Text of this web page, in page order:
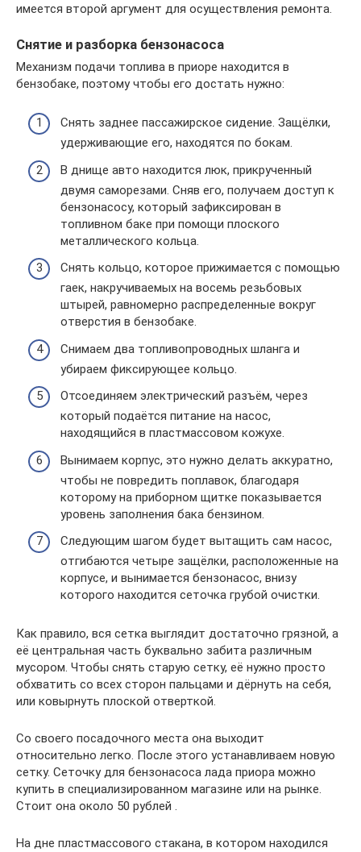
имеется второй аргумент для осуществления ремонта.
Снятие и разборка бензонасоса
Механизм подачи топлива в приоре находится в
бензобаке, поэтому чтобы его достать нужно:
Cнять заднее пассажирское сидение. Защёлки,
удерживающие его, находятся по бокам.
В днище авто находится люк, прикрученный
двумя саморезами. Сняв его, получаем доступ к
бензонасосу, который зафиксирован в
топливном баке при помощи плоского
металлического кольца.
Снять кольцо, которое прижимается с помощью
гаек, накручиваемых на восемь резьбовых
штырей, равномерно распределенные вокруг
отверстия в бензобаке.
Снимаем два топливопроводных шланга и
убираем фиксирующее кольцо.
Отсоединяем электрический разъём, через
который подаётся питание на насос,
находящийся в пластмассовом кожухе.
Вынимаем корпус, это нужно делать аккуратно,
чтобы не повредить поплавок, благодаря
которому на приборном щитке показывается
уровень заполнения бака бензином.
Следующим шагом будет вытащить сам насос,
отгибаются четыре защёлки, расположенные на
корпусе, и вынимается бензонасос, внизу
которого находится сеточка грубой очистки.
Как правило, вся сетка выглядит достаточно грязной, а
её центральная часть буквально забита различным
мусором. Чтобы снять старую сетку, её нужно просто
обхватить со всех сторон пальцами и дёрнуть на себя,
или ковырнуть плоской отверткой.
Со своего посадочного места она выходит
относительно легко. После этого устанавливаем новую
сетку. Сеточку для бензонасоса лада приора можно
купить в специализированном магазине или на рынке.
Стоит она около 50 рублей .
На дне пластмассового стакана, в котором находился